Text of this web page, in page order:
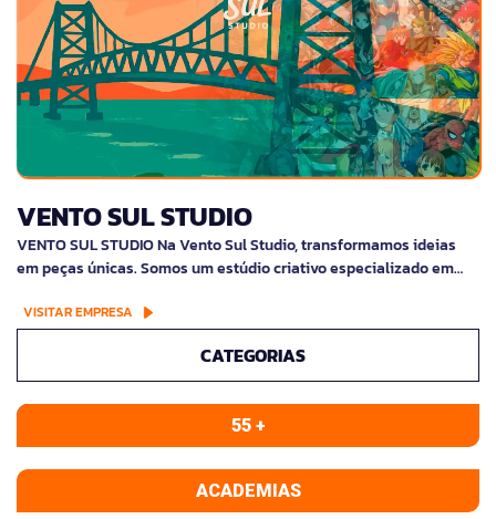
VENTO SUL STUDIO
VENTO SUL STUDIO Na Vento Sul Studio, transformamos ideias
em peças únicas. Somos um estúdio criativo especializado em…
VISITAR EMPRESA
CATEGORIAS
55 +
ACADEMIAS